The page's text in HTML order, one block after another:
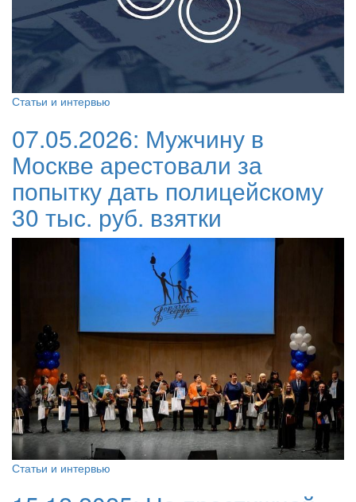
Статьи и интервью
07.05.2026: Мужчину в
Москве арестовали за
попытку дать полицейскому
30 тыс. руб. взятки
Статьи и интервью